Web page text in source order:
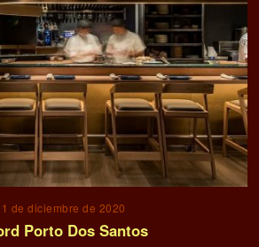
de diciembre de 2020
Porto Dos Santos